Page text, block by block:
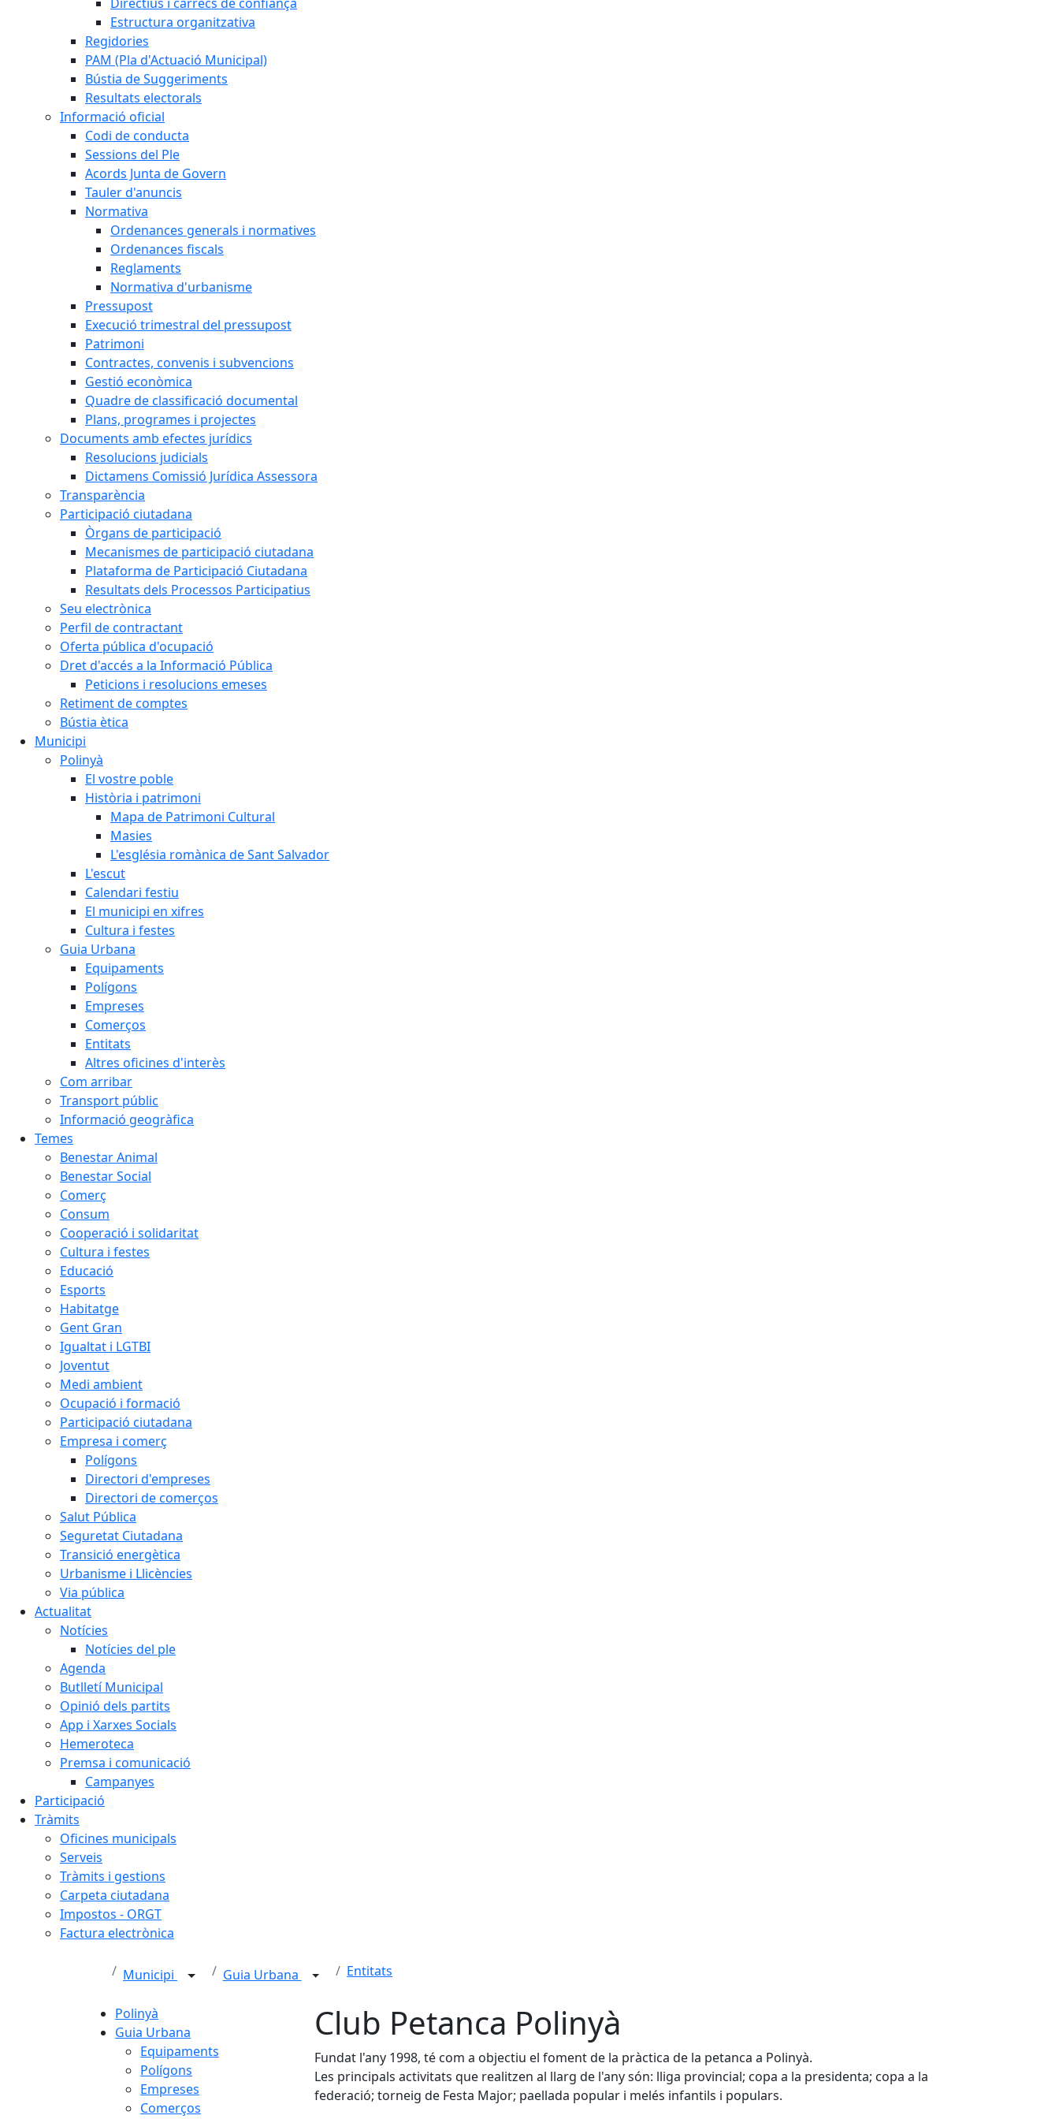
Estructura organitzativa
Regidories
PAM (Pla d'Actuació Municipal)
Bústia de Suggeriments
Resultats electorals
Informació oficial
Codi de conducta
Sessions del Ple
Acords Junta de Govern
Tauler d'anuncis
Normativa
Ordenances generals i normatives
Ordenances fiscals
Reglaments
Normativa d'urbanisme
Pressupost
Execució trimestral del pressupost
Patrimoni
Contractes, convenis i subvencions
Gestió econòmica
Quadre de classificació documental
Plans, programes i projectes
Documents amb efectes jurídics
Resolucions judicials
Dictamens Comissió Jurídica Assessora
Transparència
Participació ciutadana
Òrgans de participació
Mecanismes de participació ciutadana
Plataforma de Participació Ciutadana
Resultats dels Processos Participatius
Seu electrònica
Perfil de contractant
Oferta pública d'ocupació
Dret d'accés a la Informació Pública
Peticions i resolucions emeses
Retiment de comptes
Bústia ètica
Municipi
Polinyà
El vostre poble
Història i patrimoni
Mapa de Patrimoni Cultural
Masies
L'església romànica de Sant Salvador
L'escut
Calendari festiu
El municipi en xifres
Cultura i festes
Guia Urbana
Equipaments
Polígons
Empreses
Comerços
Entitats
Altres oficines d'interès
Com arribar
Transport públic
Informació geogràfica
Temes
Benestar Animal
Benestar Social
Comerç
Consum
Cooperació i solidaritat
Cultura i festes
Educació
Esports
Habitatge
Gent Gran
Igualtat i LGTBI
Joventut
Medi ambient
Ocupació i formació
Participació ciutadana
Empresa i comerç
Polígons
Directori d'empreses
Directori de comerços
Salut Pública
Seguretat Ciutadana
Transició energètica
Urbanisme i Llicències
Via pública
Actualitat
Notícies
Notícies del ple
Agenda
Butlletí Municipal
Opinió dels partits
App i Xarxes Socials
Hemeroteca
Premsa i comunicació
Campanyes
Participació
Tràmits
Oficines municipals
Serveis
Tràmits i gestions
Carpeta ciutadana
Impostos - ORGT
Factura electrònica
Municipi Guia Urbana Entitats
Polinyà
Guia Urbana
Equipaments
Polígons
Empreses
Comerços
Club Petanca Polinyà
Fundat l'any 1998, té com a objectiu el foment de la pràctica de la petanca a Polinyà.
Les principals activitats que realitzen al llarg de l'any són: lliga provincial; copa a la presidenta; copa a la
federació; torneig de Festa Major; paellada popular i melés infantils i populars.